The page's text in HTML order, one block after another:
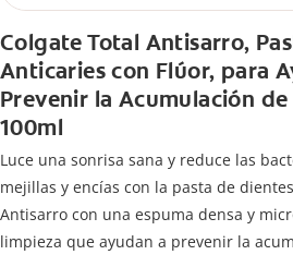
Colgate Total Antisarro,
Anticaries con Flúor, para
Prevenir la Acumulación
100ml
Luce una sonrisa sana y reduce las
mejillas y encías con la pasta de
Antisarro con una espuma densa y
limpieza que ayudan a prevenir la